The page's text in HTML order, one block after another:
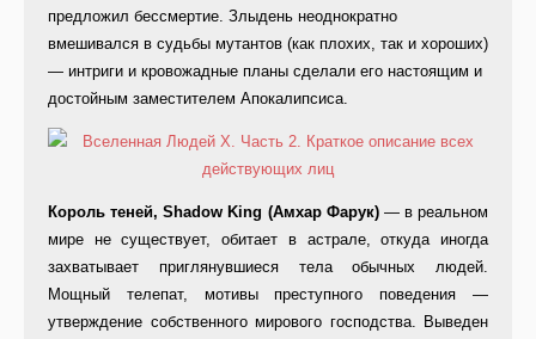
предложил бессмертие. Злыдень неоднократно
вмешивался в судьбы мутантов (как плохих, так и хороших)
— интриги и кровожадные планы сделали его настоящим и
достойным заместителем Апокалипсиса.
Король теней, Shadow King (Амхар Фарук)— в реальном
мире не существует, обитает в астрале, откуда иногда
захватывает приглянувшиеся тела обычных людей.
Мощный телепат, мотивы преступного поведения —
утверждение собственного мирового господства. Выведен